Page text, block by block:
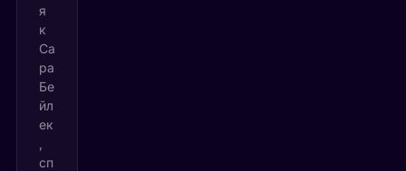
я
к
Са
ра
Бе
йл
ек
сп